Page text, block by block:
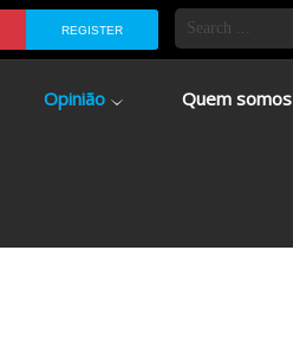
REGISTER
Opinião Quem somos